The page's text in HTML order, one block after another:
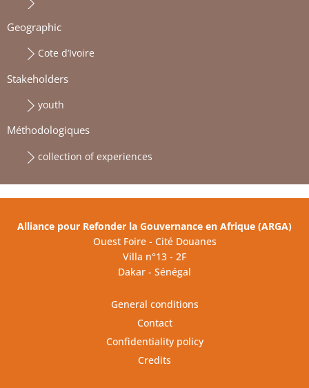
Geographic
Cote d’Ivoire
Stakeholders
youth
Méthodologiques
collection of experiences
Alliance pour Refonder la Gouvernance en Afrique (ARGA)
Ouest Foire - Cité Douanes
Villa n°13 - 2F
Dakar - Sénégal
General conditions
Contact
Confidentiality policy
Credits